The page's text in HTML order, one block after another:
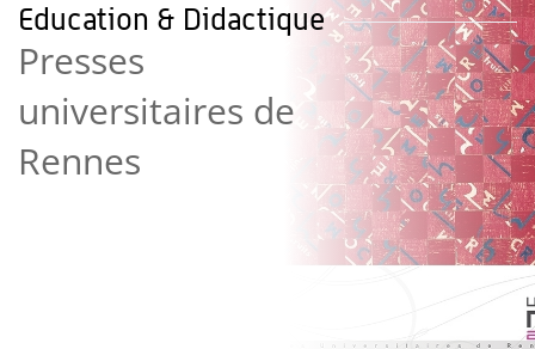
Education & Didactique
Presses
universitaires de
Rennes